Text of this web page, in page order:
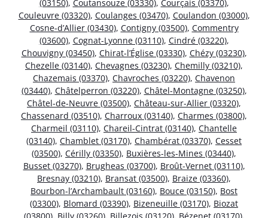
(03150), Coutansouze (03330), Courçais (03370),
Couleuvre (03320), Coulanges (03470), Coulandon (03000),
Cosne-d’Allier (03430), Contigny (03500), Commentry
(03600), Cognat-Lyonne (03110), Cindré (03220),
Chouvigny (03450), Chirat-l’Église (03330), Chézy (03230),
Chezelle (03140), Chevagnes (03230), Chemilly (03210),
Chazemais (03370), Chavroches (03220), Chavenon
(03440), Châtelperron (03220), Châtel-Montagne (03250),
Châtel-de-Neuvre (03500), Château-sur-Allier (03320),
Chassenard (03510), Charroux (03140), Charmes (03800),
Charmeil (03110), Chareil-Cintrat (03140), Chantelle
(03140), Chamblet (03170), Chambérat (03370), Cesset
(03500), Cérilly (03350), Buxières-les-Mines (03440),
Busset (03270), Brugheas (03700), Broût-Vernet (03110),
Bresnay (03210), Bransat (03500), Braize (03360),
Bourbon-l’Archambault (03160), Bouce (03150), Bost
(03300), Blomard (03390), Bizeneuille (03170), Biozat